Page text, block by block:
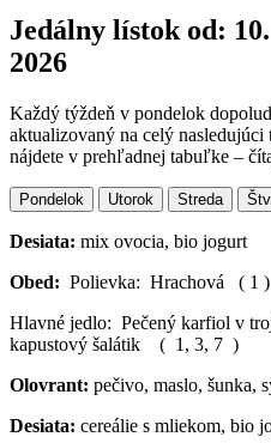
Jedálny lístok od:
2026
Každý týždeň v pondelok
aktualizovaný na celý
nájdete v prehľadnej tabuľke –
Pondelok Utorok Streda
Desiata: mix ovocia, bio jogurt
Obed: Polievka: Hrachová ( 1 )
Hlavné jedlo: Pečený karfiol v
kapustový šalátik ( 1, 3, 7 )
Olovrant: pečivo, maslo, šunka,
Desiata: cereálie s mliekom, bio